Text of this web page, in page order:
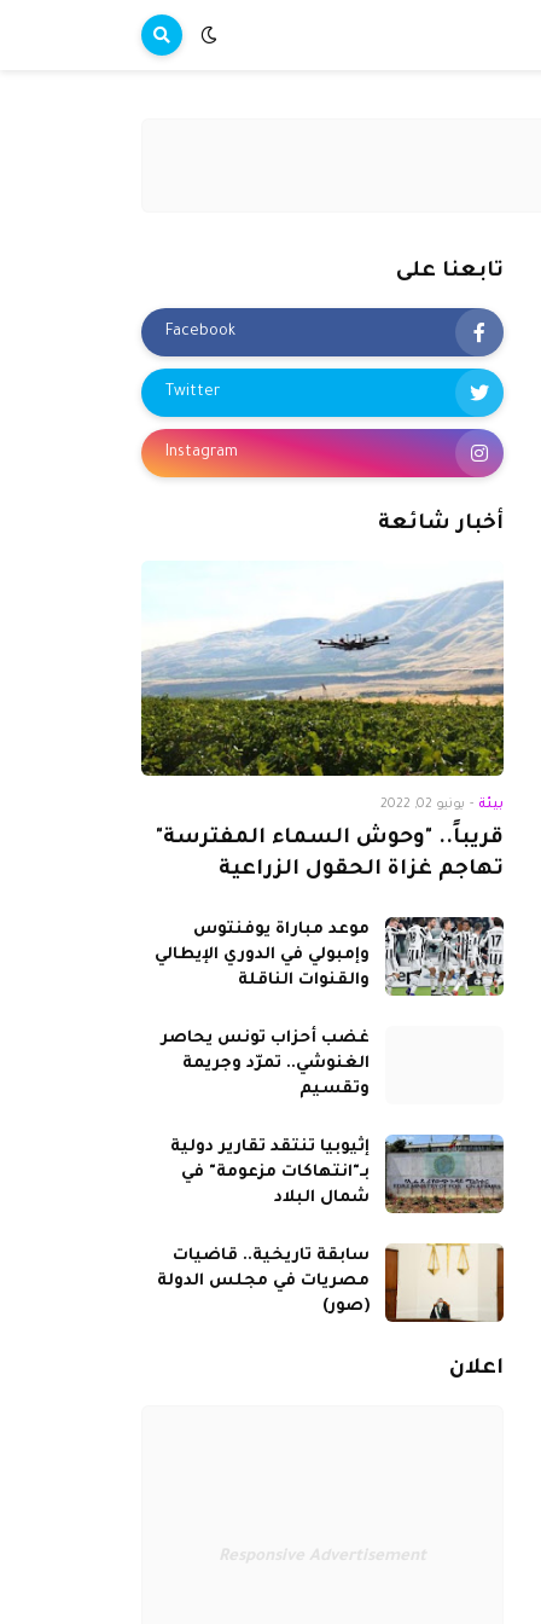
تابعنا على
Facebook
Twitter
Instagram
أخبار شائعة
بيئة - يونيو 02, 2022
قريباً.. "وحوش السماء المفترسة"
تهاجم غزاة الحقول الزراعية
موعد مباراة يوفنتوس
وإمبولي في الدوري الإيطالي
والقنوات الناقلة
غضب أحزاب تونس يحاصر
الغنوشي.. تمرّد وجريمة
وتقسيم
إثيوبيا تنتقد تقارير دولية
بـ"انتهاكات مزعومة" في
شمال البلاد
سابقة تاريخية.. قاضيات
مصريات في مجلس الدولة
(صور)
اعلان
Responsive Advertisement